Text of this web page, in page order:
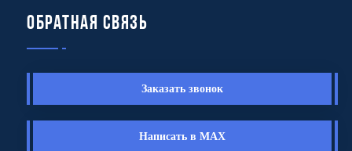
Обратная связь
Заказать звонок
Написать в MAX